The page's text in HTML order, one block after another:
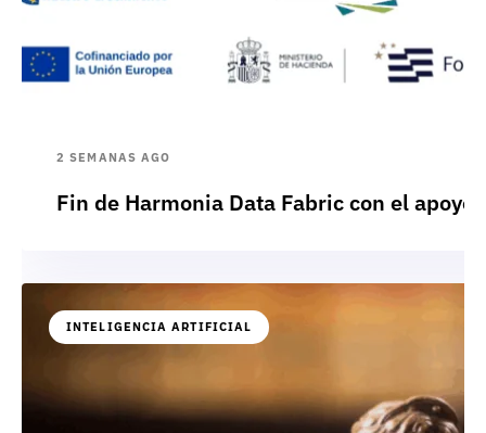
2 SEMANAS AGO
Fin de Harmonia Data Fabric con el apoyo
INTELIGENCIA ARTIFICIAL